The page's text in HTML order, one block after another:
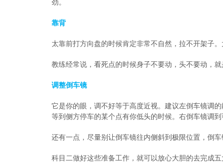
靠背
太靠前打方向盘的时候肯定非常不自然，拉不开架子
教练经常说，看死点的时候身子不要动，头不要动，
调整倒车镜
它是你的眼，调不好等于高度近视。建议左倒车镜调
等到侧方停车的某个点有你低头的时候。右倒车镜调到
还有一点，尽量别让倒车镜往内侧斜到极限位置，倒
科目二做好这些准备工作，就可以放心大胆的去完成